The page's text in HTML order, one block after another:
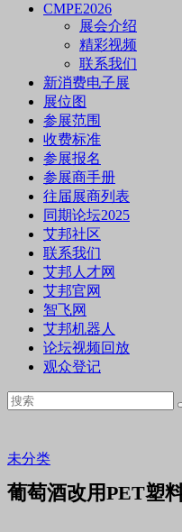
CMPE2026
展会介绍
精彩视频
联系我们
新消费电子展
展位图
参展范围
收费标准
参展报名
参展商手册
往届展商列表
同期论坛2025
艾邦社区
联系我们
艾邦人才网
艾邦官网
智飞网
艾邦机器人
论坛视频回放
观众登记
未分类
葡萄酒改用PET塑